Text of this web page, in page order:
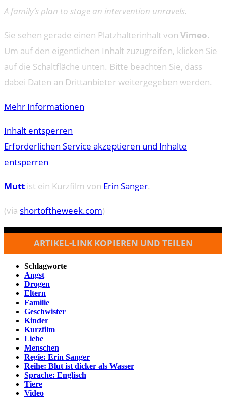
A family’s plan to stage an intervention unravels.
Sie sehen gerade einen Platzhalterinhalt von Vimeo.
Um auf den eigentlichen Inhalt zuzugreifen, klicken Sie
auf die Schaltfläche unten. Bitte beachten Sie, dass
dabei Daten an Drittanbieter weitergegeben werden.
Mehr Informationen
Inhalt entsperren
Erforderlichen Service akzeptieren und Inhalte
entsperren
Mutt ist ein Kurzfilm von Erin Sanger.
(via shortoftheweek.com)
ARTIKEL-LINK KOPIEREN UND TEILEN
Schlagworte
Angst
Drogen
Eltern
Familie
Geschwister
Kinder
Kurzfilm
Liebe
Menschen
Regie: Erin Sanger
Reihe: Blut ist dicker als Wasser
Sprache: Englisch
Tiere
Video